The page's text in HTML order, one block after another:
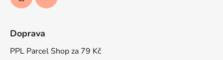
Doprava
PPL Parcel Shop za 79 Kč